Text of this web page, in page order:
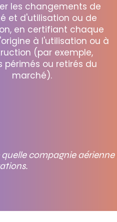
les changements de
et d'utilisation ou de
en certifiant chaque
à l'utilisation ou à
(par exemple,
périmés ou retirés du
marché).
compagnie aérienne